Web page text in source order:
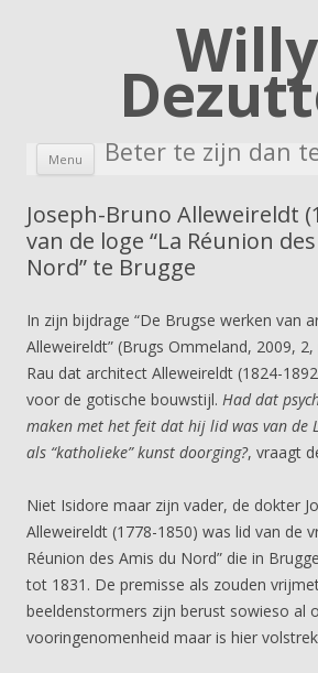
Willy
Beter te zijn dan
Menu Skip to content
Joseph-Bruno Alleweireldt
van de loge “La Réunion
Nord” te Brugge
In zijn bijdrage “De Brugse werken van
Alleweireldt” (Brugs Ommeland, 2009, 2,
Rau dat architect Alleweireldt (1824-
voor de gotische bouwstijl. Had dat
maken met het feit dat hij lid was van de
als “katholieke” kunst doorging?, vraagt
Niet Isidore maar zijn vader, de dokter
Alleweireldt (1778-1850) was lid van de
Réunion des Amis du Nord” die in
tot 1831. De premisse als zouden
beeldenstormers zijn berust sowieso al
vooringenomenheid maar is hier